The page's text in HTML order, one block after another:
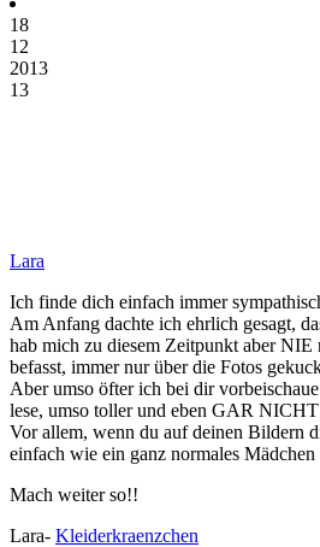
18
12
2013
13
Lara
Ich finde dich einfach immer
Am Anfang dachte ich ehrlich gesagt,
hab mich zu diesem Zeitpunkt aber
befasst, immer nur über die Fotos
Aber umso öfter ich bei dir
lese, umso toller und eben GAR
Vor allem, wenn du auf deinen Bildern
einfach wie ein ganz normales Mädchen
Mach weiter so!!
Lara- Kleiderkraenzchen